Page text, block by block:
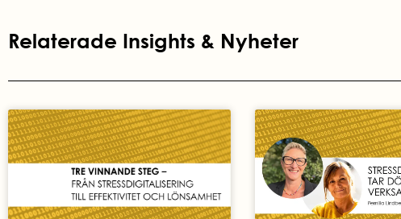
Relaterade Insights & Nyheter